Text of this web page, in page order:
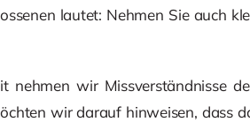
lautet: Nehmen Sie auch
nehmen wir Missverständnisse
wir darauf hinweisen, dass